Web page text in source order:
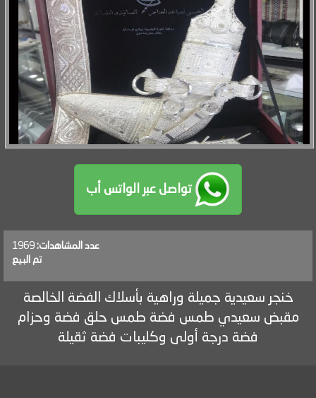
تواصل عبر الواتس أب
عدد المشاهدات: 1969
تم البيع
خنجر سعيدية جميلة وراهية بأسلاك الفضة الخالصة
مقبض سعيدي طمس فضة طمس حلق فضة وحزام
فضة درجة أولى وكليبات فضة ثقيلة